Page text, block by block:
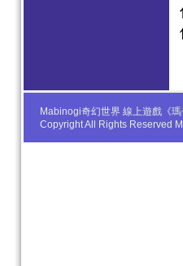
Mabinogi奇幻世界 線上遊戲《
Copyright All Rights Reserved